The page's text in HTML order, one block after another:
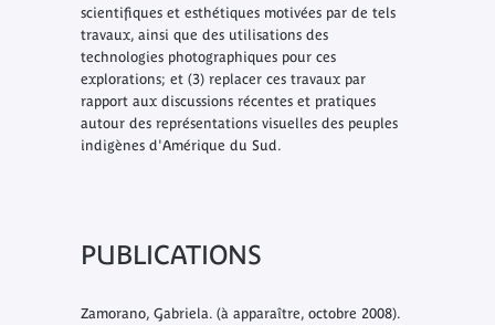
scientifiques et esthétiques motivées par de tels
travaux, ainsi que des utilisations des
technologies photographiques pour ces
explorations; et (3) replacer ces travaux par
rapport aux discussions récentes et pratiques
autour des représentations visuelles des peuples
indigènes d'Amérique du Sud.
PUBLICATIONS
Zamorano, Gabriela. (à apparaître, octobre 2008).